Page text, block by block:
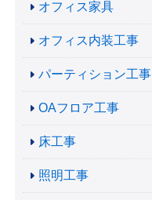
オフィス家具
オフィス内装工事
パーティション工事
OAフロア工事
床工事
照明工事